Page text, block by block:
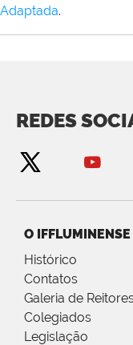
Adaptada.
REDES
O IFFLUMINENSE
Histórico
Contatos
Galeria de
Colegiados
Legislação